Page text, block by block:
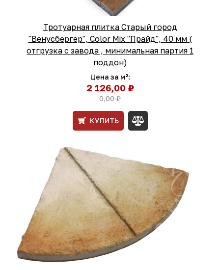
Тротуарная плитка Старый город
"Венусбергер", Color Mix "Прайд", 40 мм (
отгрузка с завода , минимальная партия 1
поддон)
Цена за м²:
2 126,00 ₽
0,00 ₽
КУПИТЬ